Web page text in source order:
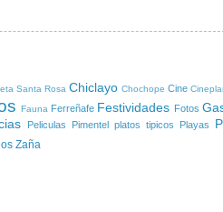
Santa Rosa Chiclayo Chochope Cine
Fauna Ferreñafe Festividades Fotos
Peliculas Pimentel platos tipicos Playas
Zaña